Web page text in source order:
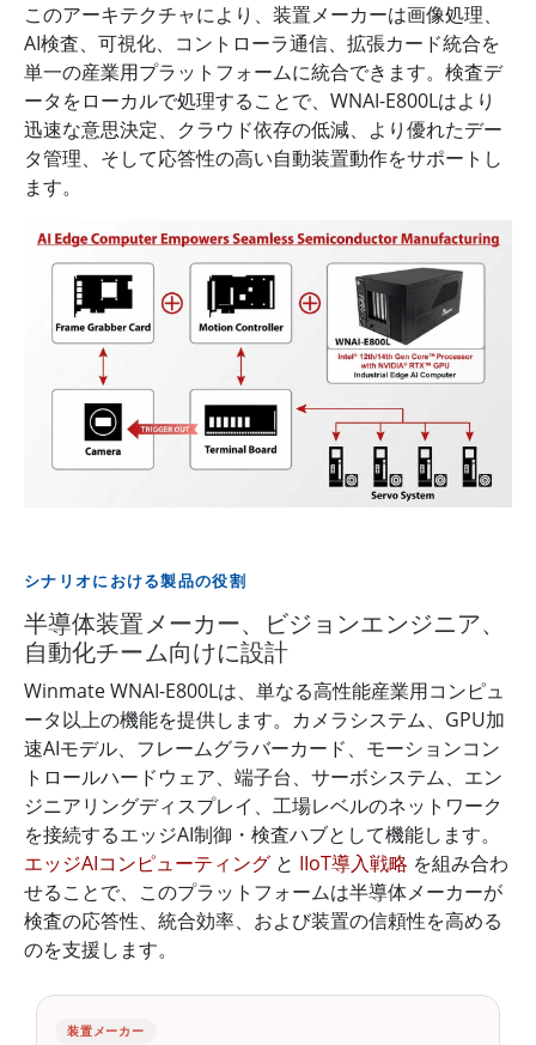
このアーキテクチャにより、装置メーカーは画像処理、
AI検査、可視化、コントローラ通信、拡張カード統合を
単一の産業用プラットフォームに統合できます。検査デ
ータをローカルで処理することで、WNAI-E800Lはより
迅速な意思決定、クラウド依存の低減、より優れたデー
タ管理、そして応答性の高い自動装置動作をサポートし
ます。
シナリオにおける製品の役割
半導体装置メーカー、ビジョンエンジニア、
自動化チーム向けに設計
Winmate WNAI-E800Lは、単なる高性能産業用コンピュ
ータ以上の機能を提供します。カメラシステム、GPU加
速AIモデル、フレームグラバーカード、モーションコン
トロールハードウェア、端子台、サーボシステム、エン
ジニアリングディスプレイ、工場レベルのネットワーク
を接続するエッジAI制御・検査ハブとして機能します。
エッジAIコンピューティング と IIoT導入戦略 を組み合わ
せることで、このプラットフォームは半導体メーカーが
検査の応答性、統合効率、および装置の信頼性を高める
のを支援します。
装置メーカー